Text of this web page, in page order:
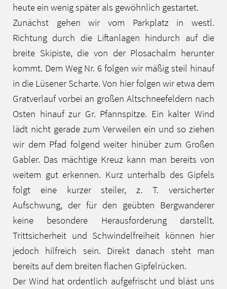
heute ein wenig später als gewöhnlich gestartet.
Zunächst gehen wir vom Parkplatz in westl.
Richtung durch die Liftanlagen hindurch auf die
breite Skipiste, die von der Plosachalm herunter
kommt. Dem Weg Nr. 6 folgen wir mäßig steil hinauf
in die Lüsener Scharte. Von hier folgen wir etwa dem
Gratverlauf vorbei an großen Altschneefeldern nach
Osten hinauf zur Gr. Pfannspitze. Ein kalter Wind
lädt nicht gerade zum Verweilen ein und so ziehen
wir dem Pfad folgend weiter hinüber zum Großen
Gabler. Das mächtige Kreuz kann man bereits von
weitem gut erkennen. Kurz unterhalb des Gipfels
folgt eine kurzer steiler, z. T. versicherter
Aufschwung, der für den geübten Bergwanderer
keine besondere Herausforderung darstellt.
Trittsicherheit und Schwindelfreiheit können hier
jedoch hilfreich sein. Direkt danach steht man
bereits auf dem breiten flachen Gipfelrücken.
Der Wind hat ordentlich aufgefrischt und bläst uns